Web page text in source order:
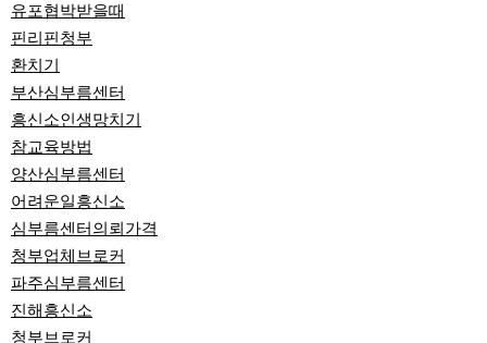
유포협박받을때
핀리핀청부
환치기
부산심부름센터
흥신소인생망치기
참교육방법
양산심부름센터
어려운일흥신소
심부름센터의뢰가격
청부업체브로커
파주심부름센터
진해흥신소
청부브로커